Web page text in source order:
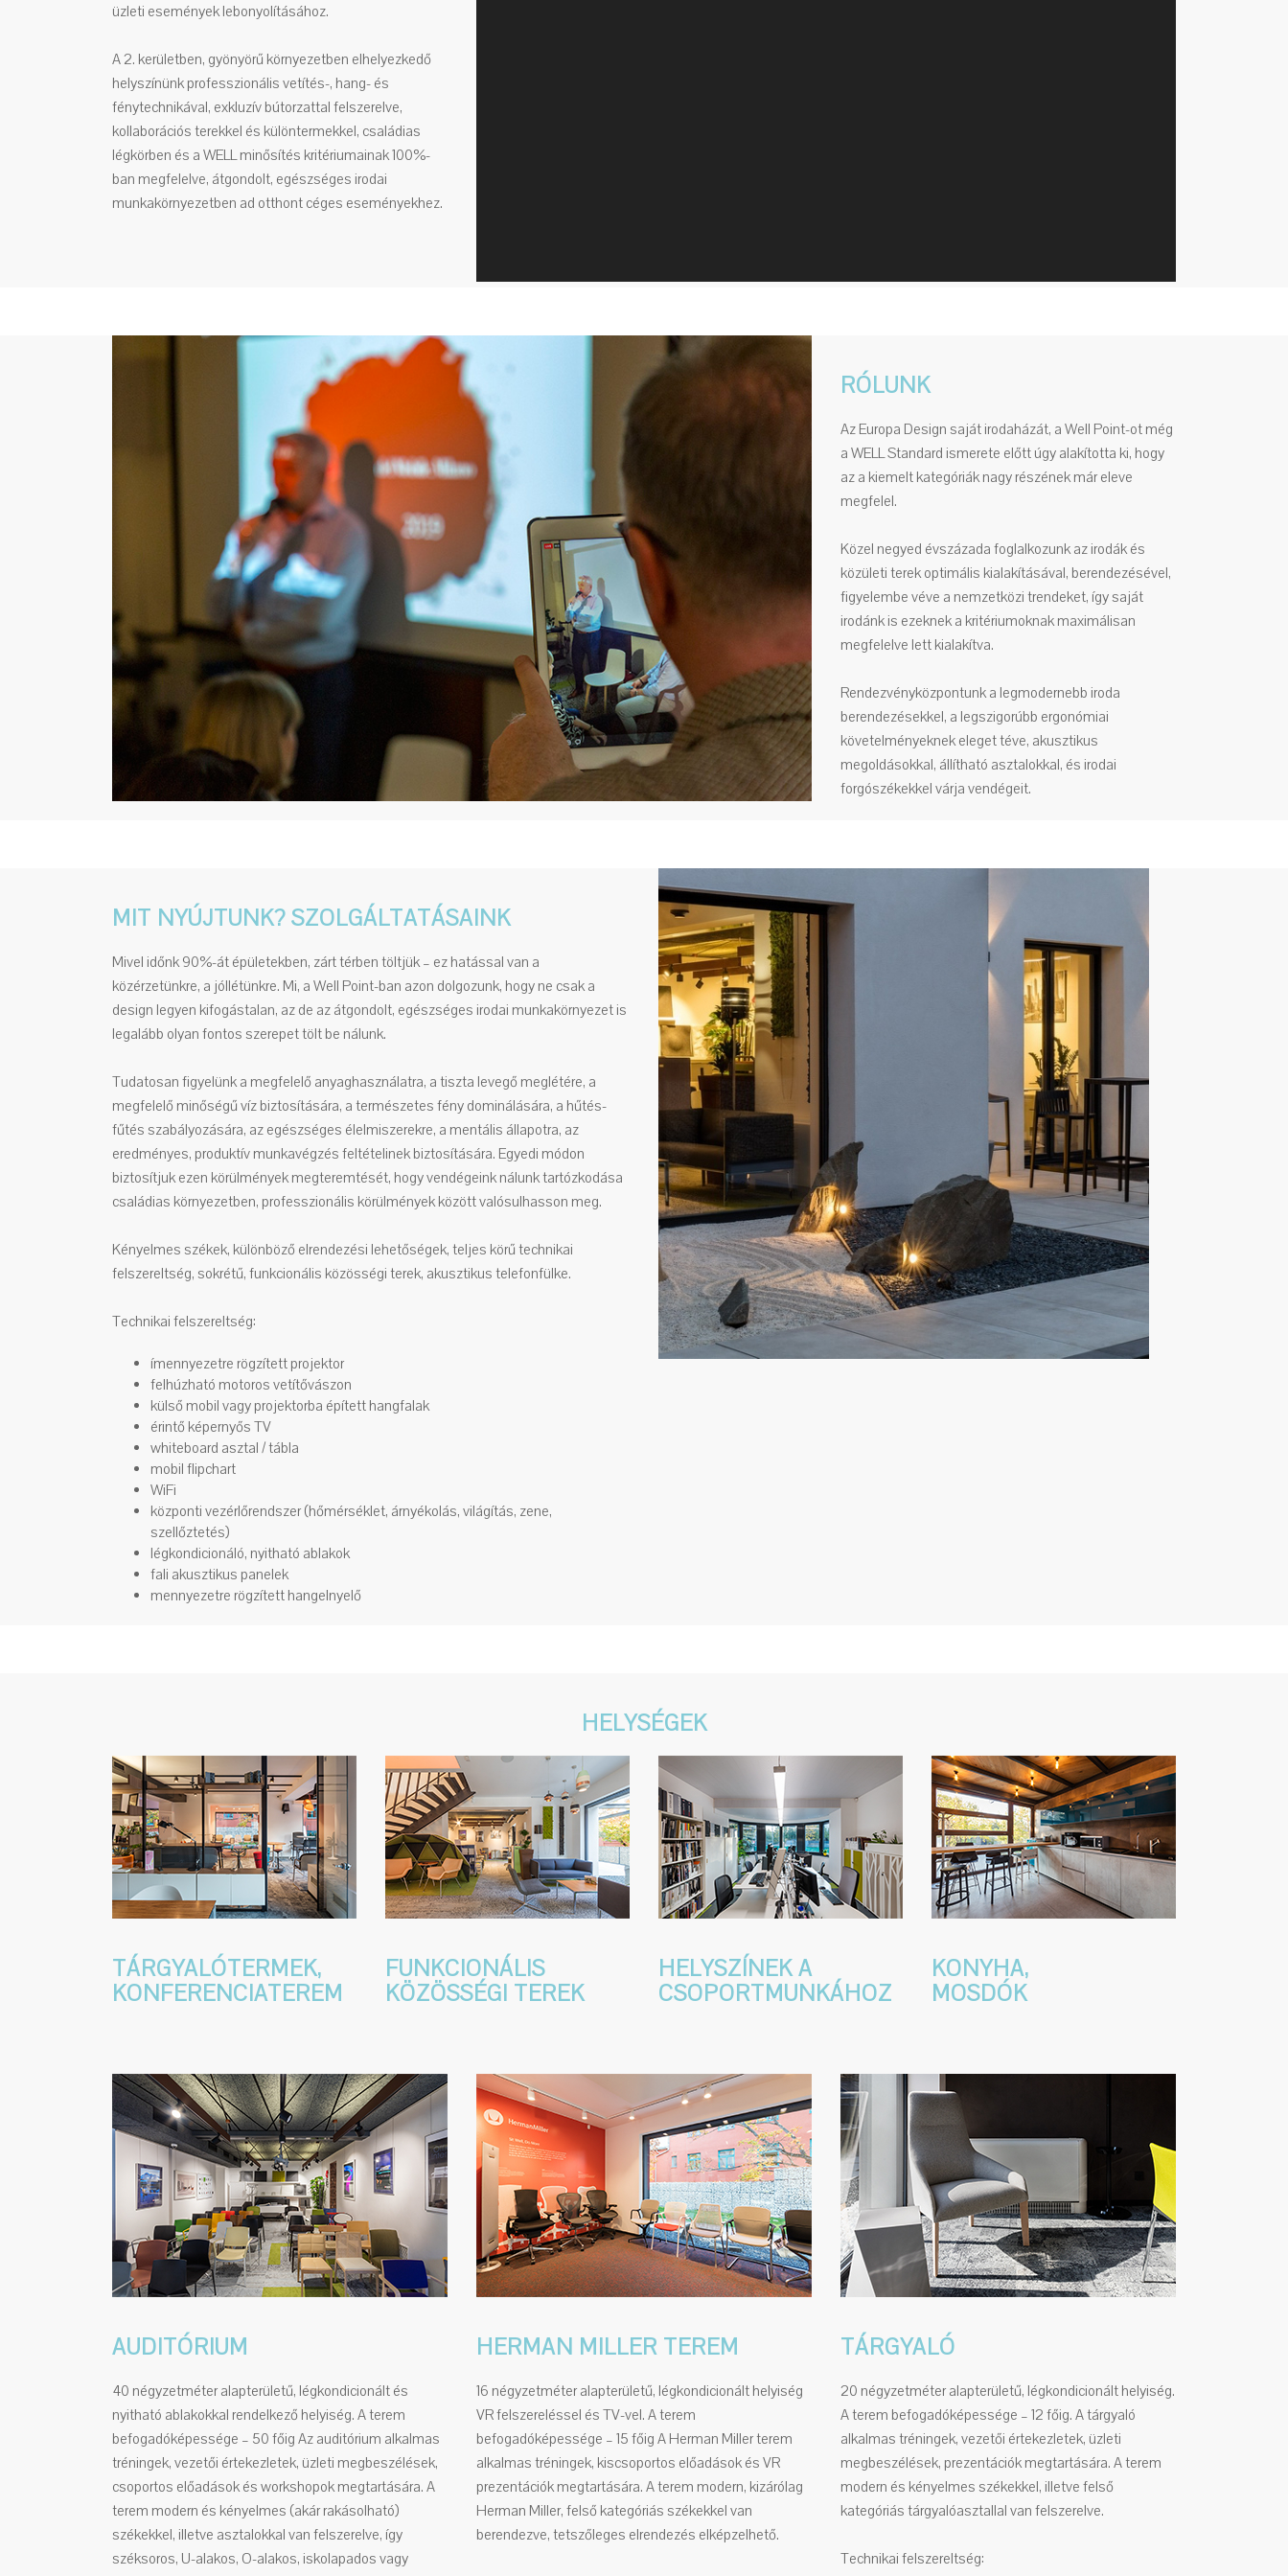
üzleti események lebonyolításához.
A 2. kerületben, gyönyörű környezetben elhelyezkedő
helyszínünk professzionális vetítés-, hang- és
fénytechnikával, exkluzív bútorzattal felszerelve,
kollaborációs terekkel és különtermekkel, családias
légkörben és a WELL minősítés kritériumainak 100%-
ban megfelelve, átgondolt, egészséges irodai
munkakörnyezetben ad otthont céges eseményekhez.
RÓLUNK
Az Europa Design saját irodaházát, a Well Point-ot még
a WELL Standard ismerete előtt úgy alakította ki, hogy
az a kiemelt kategóriák nagy részének már eleve
megfelel.
Közel negyed évszázada foglalkozunk az irodák és
közületi terek optimális kialakításával, berendezésével,
figyelembe véve a nemzetközi trendeket, így saját
irodánk is ezeknek a kritériumoknak maximálisan
megfelelve lett kialakítva.
Rendezvényközpontunk a legmodernebb iroda
berendezésekkel, a legszigorúbb ergonómiai
követelményeknek eleget téve, akusztikus
megoldásokkal, állítható asztalokkal, és irodai
forgószékekkel várja vendégeit.
MIT NYÚJTUNK? SZOLGÁLTATÁSAINK
Mivel időnk 90%-át épületekben, zárt térben töltjük – ez hatással van a
közérzetünkre, a jóllétünkre. Mi, a Well Point-ban azon dolgozunk, hogy ne csak a
design legyen kifogástalan, az de az átgondolt, egészséges irodai munkakörnyezet is
legalább olyan fontos szerepet tölt be nálunk.
Tudatosan figyelünk a megfelelő anyaghasználatra, a tiszta levegő meglétére, a
megfelelő minőségű víz biztosítására, a természetes fény dominálására, a hűtés-
fűtés szabályozására, az egészséges élelmiszerekre, a mentális állapotra, az
eredményes, produktív munkavégzés feltételinek biztosítására. Egyedi módon
biztosítjuk ezen körülmények megteremtését, hogy vendégeink nálunk tartózkodása
családias környezetben, professzionális körülmények között valósulhasson meg.
Kényelmes székek, különböző elrendezési lehetőségek, teljes körű technikai
felszereltség, sokrétű, funkcionális közösségi terek, akusztikus telefonfülke.
Technikai felszereltség:
ímennyezetre rögzített projektor
felhúzható motoros vetítővászon
külső mobil vagy projektorba épített hangfalak
érintő képernyős TV
whiteboard asztal / tábla
mobil flipchart
WiFi
központi vezérlőrendszer (hőmérséklet, árnyékolás, világítás, zene,
szellőztetés)
légkondicionáló, nyitható ablakok
fali akusztikus panelek
mennyezetre rögzített hangelnyelő
HELYSÉGEK
TÁRGYALÓTERMEK,
KONFERENCIATEREM
FUNKCIONÁLIS
KÖZÖSSÉGI TEREK
HELYSZÍNEK A
CSOPORTMUNKÁHOZ
KONYHA,
MOSDÓK
AUDITÓRIUM
40 négyzetméter alapterületű, légkondicionált és
nyitható ablakokkal rendelkező helyiség. A terem
befogadóképessége – 50 főig Az auditórium alkalmas
tréningek, vezetői értekezletek, üzleti megbeszélések,
csoportos előadások és workshopok megtartására. A
terem modern és kényelmes (akár rakásolható)
székekkel, illetve asztalokkal van felszerelve, így
széksoros, U-alakos, O-alakos, iskolapados vagy
HERMAN MILLER TEREM
16 négyzetméter alapterületű, légkondicionált helyiség
VR felszereléssel és TV-vel. A terem
befogadóképessége – 15 főig A Herman Miller terem
alkalmas tréningek, kiscsoportos előadások és VR
prezentációk megtartására. A terem modern, kizárólag
Herman Miller, felső kategóriás székekkel van
berendezve, tetszőleges elrendezés elképzelhető.
TÁRGYALÓ
20 négyzetméter alapterületű, légkondicionált helyiség.
A terem befogadóképessége – 12 főig. A tárgyaló
alkalmas tréningek, vezetői értekezletek, üzleti
megbeszélések, prezentációk megtartására. A terem
modern és kényelmes székekkel, illetve felső
kategóriás tárgyalóasztallal van felszerelve.
Technikai felszereltség: